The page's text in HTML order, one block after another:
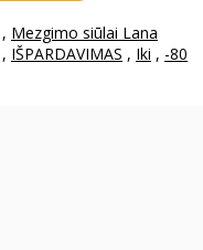
, Mezgimo siūlai Lana
, IŠPARDAVIMAS , Iki , -80